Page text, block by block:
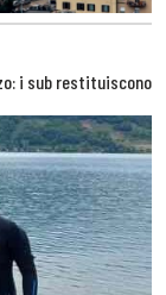
i sub restituiscono